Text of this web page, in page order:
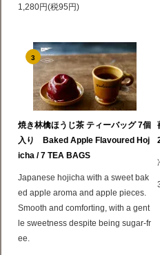
1,280円(税95円)
3
焼き林檎ほうじ茶 ティーバッグ 7個
入り Baked Apple Flavoured Hoj
icha / 7 TEA BAGS
Japanese hojicha with a sweet bak
ed apple aroma and apple pieces.
Smooth and comforting, with a gent
le sweetness despite being sugar-fr
ee.